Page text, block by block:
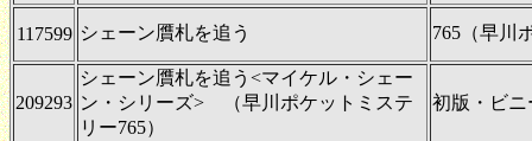
117599 シェーン贋札を追う 765（早川
209293
シェーン贋札を追う<マイケル・シェー
ン・シリーズ> （早川ポケットミステ
リー765）
初版・ビ